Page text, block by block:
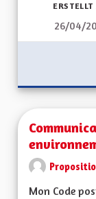
ERSTELLT
26/04/
Mon Code